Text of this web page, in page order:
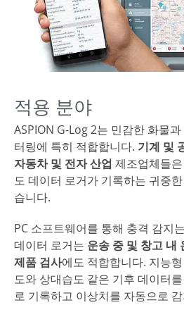
적용 분야
ASPION G-Log 2는 민감한 화물
터링에 특히 적합합니다. 기계 및
자동차 및 전자 산업 제조업체들
도 데이터 로거가 기록하는 귀중
습니다.
PC 소프트웨어를 통해 충격 감지
데이터 로거는 운송 중 및 창고 내
제품 검사에도 적합합니다. 지능
도와 상대습도 같은 기후 데이터
로 기록하고 이상치를 자동으로